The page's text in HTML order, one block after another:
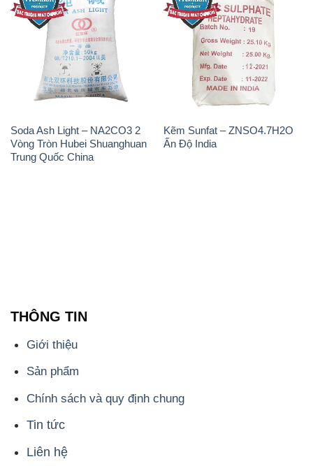
Soda Ash Light – NA2CO3 2
Vòng Tròn Hubei Shuanghuan
Trung Quốc China
Kẽm Sunfat – ZNSO4.7H2O
Ấn Độ India
THÔNG TIN
Giới thiệu
Sản phẩm
Chính sách và quy định chung
Tin tức
Liên hệ